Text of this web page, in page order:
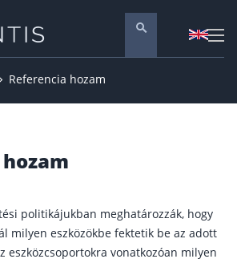
Önkéntes nyugdíjpénztár
Nyugdíj előtakarékossági számla (NYESZ)
Nyugdíj tanácsadás 🪙
Referencia hozam
politikájukban meghatározzák, hogy
milyen eszközökbe fektetik be az adott
eszközcsoportokra vonatkozóan milyen